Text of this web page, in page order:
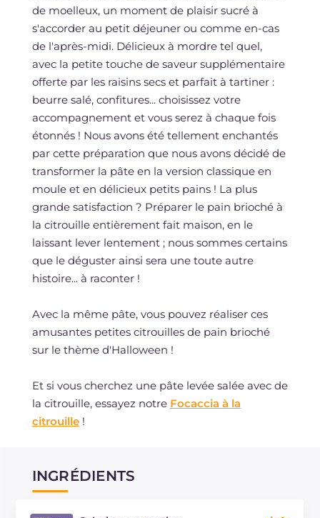
de moelleux, un moment de plaisir sucré à
s'accorder au petit déjeuner ou comme en-cas
de l'après-midi. Délicieux à mordre tel quel,
avec la petite touche de saveur supplémentaire
offerte par les raisins secs et parfait à tartiner :
beurre salé, confitures... choisissez votre
accompagnement et vous serez à chaque fois
étonnés ! Nous avons été tellement enchantés
par cette préparation que nous avons décidé de
transformer la pâte en la version classique en
moule et en délicieux petits pains ! La plus
grande satisfaction ? Préparer le pain brioché à
la citrouille entièrement fait maison, en le
laissant lever lentement ; nous sommes certains
que le déguster ainsi sera une toute autre
histoire... à raconter !
Avec la même pâte, vous pouvez réaliser ces
amusantes petites citrouilles de pain brioché
sur le thème d'Halloween !
Et si vous cherchez une pâte levée salée avec de
la citrouille, essayez notre Focaccia à la
citrouille!
INGRÉDIENTS